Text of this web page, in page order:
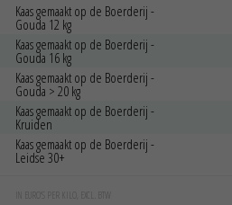
Kaas gemaakt op de Boerderij -
Gouda 12 kg
Kaas gemaakt op de Boerderij -
Gouda 16 kg
Kaas gemaakt op de Boerderij -
Gouda > 20 kg
Kaas gemaakt op de Boerderij -
Kruiden
Kaas gemaakt op de Boerderij -
Leidse 30+
IN EURO'S PER KILO, EXCL. BTW